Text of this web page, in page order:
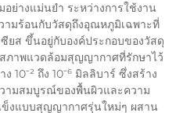
ย่างแม่นยำ ระหว่างการใช้งาน
มร้อนกับวัสดุถึงอุณหภูมิเฉพาะที่
ซียส ขึ้นอยู่กับองค์ประกอบของวัสดุ
ภาพแวดล้อมสุญญากาศที่รักษาไว้
10⁻² ถึง 10⁻⁶ มิลลิบาร์ ซึ่งสร้าง
ามสมบูรณ์ของพื้นผิวและความ
ข็งแบบสุญญากาศรุ่นใหม่ๆ ผสาน